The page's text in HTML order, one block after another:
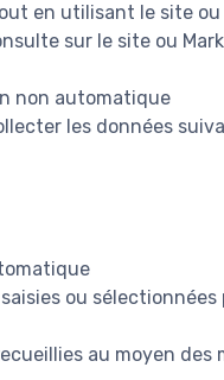
en utilisant le site ou
sur le site ou
non automatique
les données
ou
au moyen des